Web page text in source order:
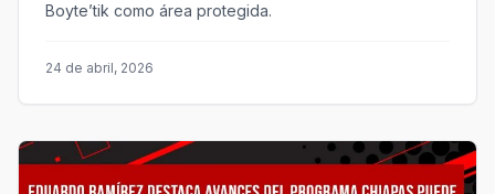
Boyte’tik como área protegida.
24 de abril, 2026